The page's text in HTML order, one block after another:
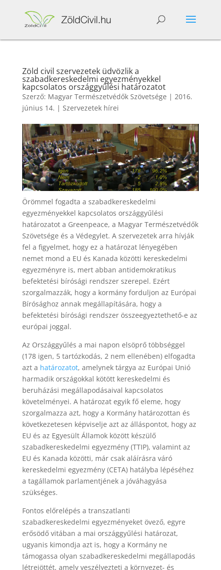
Zöld civil szervezetek üdvözlik a
szabadkereskedelmi egyezményekkel
kapcsolatos országgyűlési határozatot
Szerző: Magyar Természetvédők Szövetsége | 2016.
június 14. | Szervezetek hírei
Örömmel fogadta a szabadkereskedelmi
egyezményekkel kapcsolatos országgyűlési
határozatot a Greenpeace, a Magyar Természetvédők
Szövetsége és a Védegylet. A szervezetek arra hívják
fel a figyelmet, hogy ez a határozat lényegében
nemet mond a EU és Kanada közötti kereskedelmi
egyezményre is, mert abban antidemokratikus
befektetési bírósági rendszer szerepel. Ezért
szorgalmazzák, hogy a kormány forduljon az Európai
Bírósághoz annak megállapítására, hogy a
befektetési bírósági rendszer összeegyeztethető-e az
európai joggal.
Az Országgyűlés a mai napon elsöprő többséggel
(178 igen, 5 tartózkodás, 2 nem ellenében) elfogadta
azt a határozatot, amelynek tárgya az Európai Unió
harmadik országokkal kötött kereskedelmi és
beruházási megállapodásaival kapcsolatos
követelményei. A határozat egyik fő eleme, hogy
szorgalmazza azt, hogy a Kormány határozottan és
következetesen képviselje azt az álláspontot, hogy az
EU és az Egyesült Államok között készülő
szabadkereskedelmi egyezmény (TTIP), valamint az
EU és Kanada közötti, már csak aláírásra váró
kereskedelmi egyezmény (CETA) hatályba lépéséhez
a tagállamok parlamentjének a jóváhagyása
szükséges.
Fontos előrelépés a transzatlanti
szabadkereskedelmi egyezményeket övező, egyre
erősödő vitában a mai országgyűlési határozat,
ugyanis kimondja azt is, hogy a Kormány ne
támogassa olyan szabadkereskedelmi megállapodás
létrejöttét, amely veszélyezteti a környezet- és